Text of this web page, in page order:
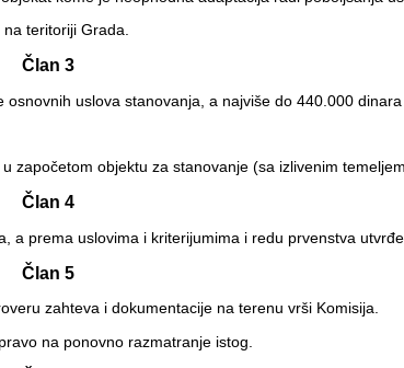
teritoriji Grada.
Član 3
uslova stanovanja, a najviše do 440.000 dinara
objektu za stanovanje (sa izlivenim
Član 4
prema uslovima i kriterijumima i redu prvenstva
Član 5
zahteva i dokumentacije na terenu vrši Komisija.
na ponovno razmatranje istog.